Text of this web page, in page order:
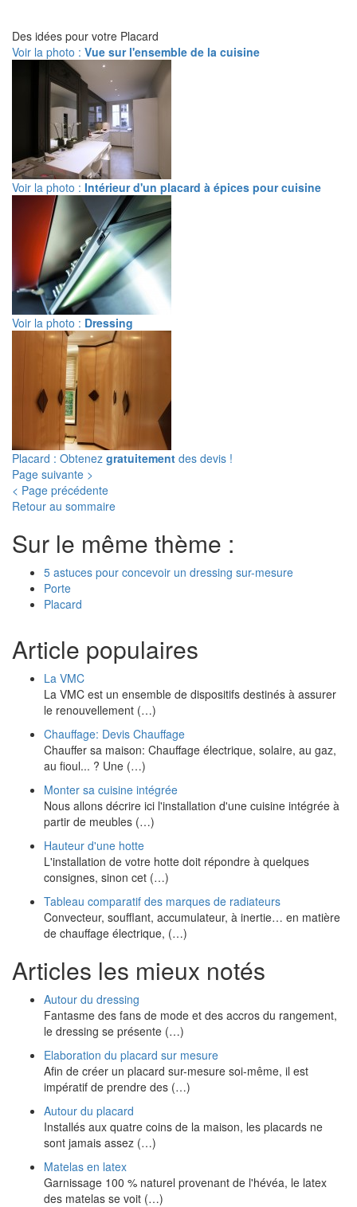
Des idées pour votre Placard
Voir la photo : Vue sur l'ensemble de la cuisine
Voir la photo : Intérieur d'un placard à épices pour cuisine
Voir la photo : Dressing
Placard : Obtenez gratuitement des devis !
Page suivante >
< Page précédente
Retour au sommaire
Sur le même thème :
5 astuces pour concevoir un dressing sur-mesure
Porte
Placard
Article populaires
La VMC
La VMC est un ensemble de dispositifs destinés à assurer
le renouvellement (…)
Chauffage: Devis Chauffage
Chauffer sa maison: Chauffage électrique, solaire, au gaz,
au fioul... ? Une (…)
Monter sa cuisine intégrée
Nous allons décrire ici l'installation d'une cuisine intégrée à
partir de meubles (…)
Hauteur d'une hotte
L'installation de votre hotte doit répondre à quelques
consignes, sinon cet (…)
Tableau comparatif des marques de radiateurs
Convecteur, soufflant, accumulateur, à inertie… en matière
de chauffage électrique, (…)
Articles les mieux notés
Autour du dressing
Fantasme des fans de mode et des accros du rangement,
le dressing se présente (…)
Elaboration du placard sur mesure
Afin de créer un placard sur-mesure soi-même, il est
impératif de prendre des (…)
Autour du placard
Installés aux quatre coins de la maison, les placards ne
sont jamais assez (…)
Matelas en latex
Garnissage 100 % naturel provenant de l'hévéa, le latex
des matelas se voit (…)